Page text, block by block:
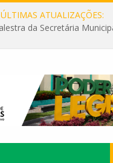
ÚLTIMAS ATUALIZAÇÕES: